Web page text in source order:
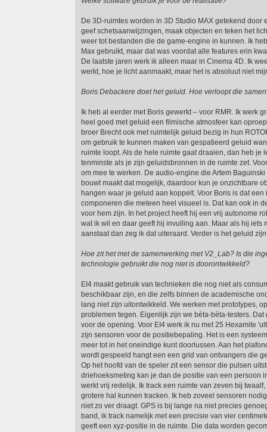
De 3D-ruimtes worden in 3D Studio MAX getekend door
geef schetsaanwijzingen, maak objecten en teken het
weer tot bestanden die de game-engine in kunnen. Ik
Max gebruikt, maar dat was voordat alle features erin
De laatste jaren werk ik alleen maar in Cinema 4D. Ik
werkt, hoe je licht aanmaakt, maar het is absoluut niet
Boris Debackere doet het geluid. Hoe verloopt die
Ik heb al eerder met Boris gewerkt – voor RMR. Ik werk
heel goed met geluid een filmische atmosfeer kan
broer Brecht ook met ruimtelijk geluid bezig in hun
om gebruik te kunnen maken van gespatieerd geluid
ruimte loopt. Als de hele ruimte gaat draaien, dan heb je
tenminste als je zijn geluidsbronnen in de ruimte zet.
om mee te werken. De audio-engine die Artem
bouwt maakt dat mogelijk, daardoor kun je onzichtbare
hangen waar je geluid aan koppelt. Voor Boris is dat
componeren die meteen heel visueel is. Dat kan ook in
voor hem zijn. In het project heeft hij een vrij autonome
wat ik wil en daar geeft hij invulling aan. Maar als hij iets
aanstaat dan zeg ik dat uiteraard. Verder is het geluid
Hoe zit het met de samenwerking met V2_Lab? Is die
technologie gebruikt die nog niet is doorontwikkeld?
EI4 maakt gebruik van technieken die nog niet als
beschikbaar zijn, en die zelfs binnen de academische
lang niet zijn uitontwikkeld. We werken met prototypes,
problemen tegen. Eigenlijk zijn we bèta-bèta-testers. Dat
voor de opening. Voor EI4 werk ik nu met 25 Hexamite
zijn sensoren voor de positiebepaling. Het is een
meer tot in het oneindige kunt doorlussen. Aan het
wordt gespeeld hangt een een grid van ontvangers die
Op het hoofd van de speler zit een sensor die pulsen
driehoeksmeting kan je dan de positie van een persoon
werkt vrij redelijk. Ik track een ruimte van zeven bij
grotere hal kunnen tracken. Ik heb zoveel sensoren
niet zo ver draagt. GPS is bij lange na niet precies
band, ik track namelijk met een precisie van vier
geeft een xyz-positie in de ruimte. Die data worden